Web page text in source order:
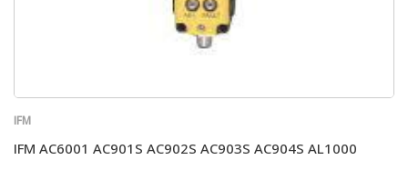
IFM
IFM AC6001 AC901S AC902S AC903S AC904S AL1000